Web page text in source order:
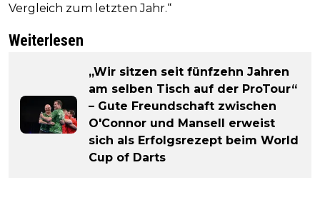
Vergleich zum letzten Jahr.“
Weiterlesen
„Wir sitzen seit fünfzehn Jahren
am selben Tisch auf der ProTour“
– Gute Freundschaft zwischen
O'Connor und Mansell erweist
sich als Erfolgsrezept beim World
Cup of Darts